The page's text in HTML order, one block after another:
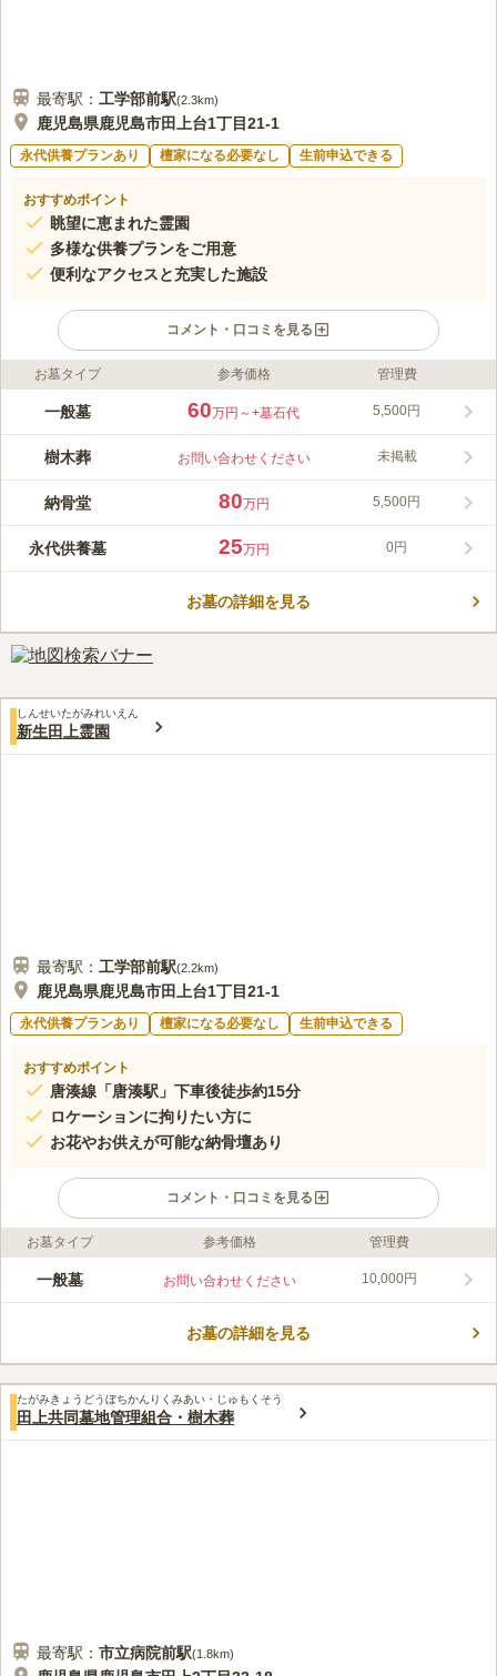
最寄駅： 工学部前駅(2.3km)
鹿児島県鹿児島市田上台1丁目21-1
永代供養プランあり 檀家になる必要なし 生前申込できる
おすすめポイント
眺望に恵まれた霊園
多様な供養プランをご用意
便利なアクセスと充実した施設
コメント・口コミを見る
ライフドット編集部のコメント
この霊園は桜島と鹿児島市街地を見渡せる絶好のロケーションに
プランが用意されており、特に宗教を問わず利用できる永代供養
墓は継承者が不要で安心です。アクセスも良好で、年中無休の無
ニーズに応える充実した施設が揃っています。
この霊園はまだ誰からも評価されていません。
お墓タイプ 参考価格 管理費
一般墓 60万円～+墓石代 5,500円
樹木葬 お問い合わせください 未掲載
納骨堂 80万円 5,500円
永代供養墓 25万円 0円
お墓の詳細を見る
しんせいたがみれいえん
新生田上霊園
最寄駅： 工学部前駅(2.2km)
鹿児島県鹿児島市田上台1丁目21-1
永代供養プランあり 檀家になる必要なし 生前申込できる
おすすめポイント
唐湊線「唐湊駅」下車後徒歩約15分
ロケーションに拘りたい方に
お花やお供えが可能な納骨壇あり
コメント・口コミを見る
ライフドット編集部のコメント
新生田上霊園は、美しい景観を楽しむとができる霊園です。 心
あり、お墓参りの後に立ち寄ることができます。 大型の駐車場
ることができます。
口コミ評価
みんなの評価
4.5 口コミ 件
お墓タイプ 参考価格 管理費
一般墓 お問い合わせください 10,000円
お墓の詳細を見る
たがみきょうどうぼちかんりくみあい・じゅもくそう
田上共同墓地管理組合・樹木葬
最寄駅： 市立病院前駅(1.8km)